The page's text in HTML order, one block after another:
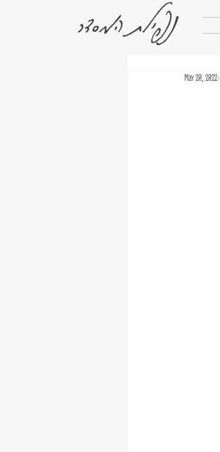
נפילת המסדר
May 20, 2022